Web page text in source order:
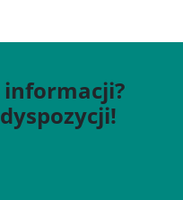
informacji?